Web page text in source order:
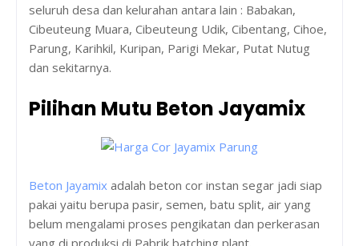
seluruh desa dan kelurahan antara lain : Babakan,
Cibeuteung Muara, Cibeuteung Udik, Cibentang, Cihoe,
Parung, Karihkil, Kuripan, Parigi Mekar, Putat Nutug
dan sekitarnya.
Pilihan Mutu Beton Jayamix
Beton Jayamix adalah beton cor instan segar jadi siap
pakai yaitu berupa pasir, semen, batu split, air yang
belum mengalami proses pengikatan dan perkerasan
yang di produksi di Pabrik batching plant.